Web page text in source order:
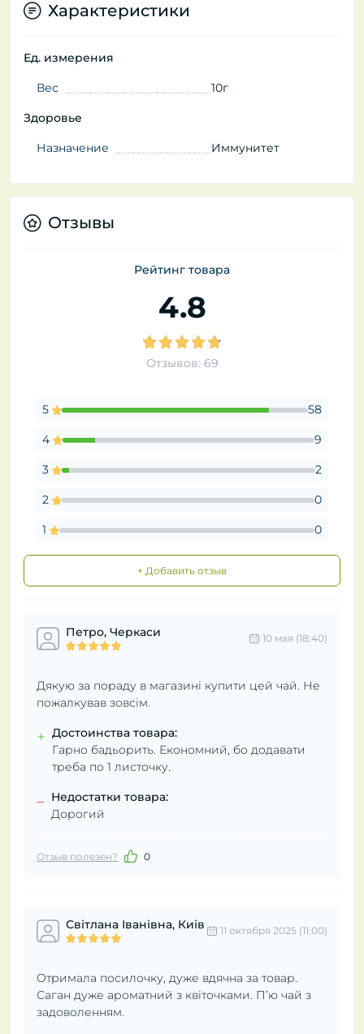
Характеристики
Ед. измерения
Вес 10г
Здоровье
Назначение Иммунитет
Отзывы
Рейтинг товара
4.8
Отзывов: 69
5 58
4 9
3 2
2 0
1 0
+ Добавить отзыв
Петро, Черкаси 10 мая (18:40)
Дякую за пораду в магазині купити цей чай. Не
пожалкував зовсім.
+ Достоинства товара:
Гарно бадьорить. Економний, бо додавати
треба по 1 листочку.
– Недостатки товара:
Дорогий
Отзыв полезен? 0
Світлана Іванівна, Киів 11 октября 2025 (11:00)
Отримала посилочку, дуже вдячна за товар.
Саган дуже ароматний з квіточками. П’ю чай з
задоволенням.